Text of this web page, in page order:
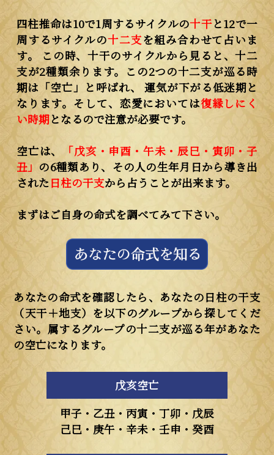
四柱推命は10で1周するサイクルの十干と12で一
周するサイクルの十二支を組み合わせて占いま
す。 この時、十干のサイクルから見ると、十二
支が2種類余ります。この2つの十二支が巡る時
期は「空亡」と呼ばれ、 運気が下がる低迷期と
なります。そして、恋愛においては復縁しにく
い時期となるので注意が必要です。
空亡は、
「戊亥・申酉・午未・辰巳・寅卯・子
丑」 の6種類あり、その人の生年月日から導き出
された日柱の干支から占うことが出来ます。
まずはご自身の命式を調べてみて下さい。
あなたの命式を確認したら、あなたの日柱の干支
（天干＋地支）を以下のグループから探してくだ
さい。属するグループの十二支が巡る年があなた
の空亡になります。
戊亥空亡
甲子・乙丑・丙寅・丁卯・戊辰
己巳・庚午・辛未・壬申・癸酉